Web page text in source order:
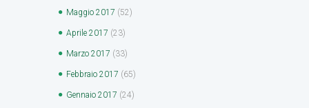
Maggio 2017 (52)
Aprile 2017 (23)
Marzo 2017 (33)
Febbraio 2017 (65)
Gennaio 2017 (24)